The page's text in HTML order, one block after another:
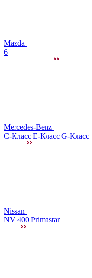
Mazda
6
Mercedes-Benz
C-Класс E-Класс G-Класс
Nissan
NV 400 Primastar